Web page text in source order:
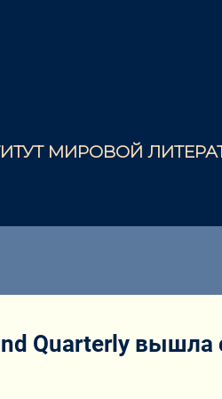
МИРОВОЙ
Quarterly вышла